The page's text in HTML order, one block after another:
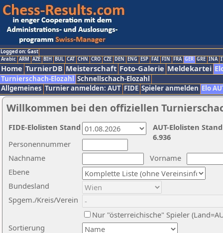
Logged on: Gast
Arabic ARM AZE BIH BUL CAT CHN CRO CZE DEN ENG ESP FAI FIN FRA GER GRE INA
Home TurnierDB Meisterschaft Foto-Galerie Meldekartei
Turnierschach-Elozahl Schnellschach-Elozahl
Allgemeines Turnier anmelden: AUT FIDE Spieler anmelden Elo
Willkommen bei den offiziellen
Nachname
Vorname
Ebene
Sortierung
Personennummer
Bundesland
Spgem./Kreis/Verein
Nur "österreichische" Spieler
AUT-Elolisten
6.936
FIDE-Elolisten Stand